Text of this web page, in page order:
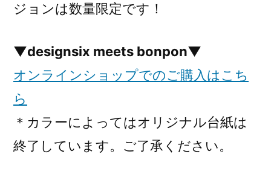
ジョンは数量限定です！
▼designsix meets bonpon▼
オンラインショップでのご購入はこち
ら
＊カラーによってはオリジナル台紙は
終了しています。ご了承ください。